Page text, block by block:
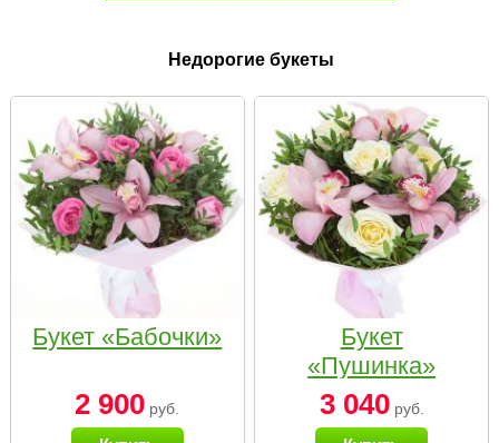
Недорогие букеты
Букет «Бабочки»
2 900 руб.
Букет
«Пушинка»
3 040руб.